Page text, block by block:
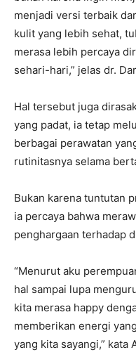
menjadi versi terbaik
kulit yang lebih sehat,
merasa lebih percaya
sehari-hari,” jelas dr.
Hal tersebut juga
yang padat, ia tetap
berbagai perawatan
rutinitasnya selama
Bukan karena tuntutan
ia percaya bahwa
penghargaan terhadap
“Menurut aku
hal sampai lupa
kita merasa happy
memberikan energi
yang kita sayangi,” kata